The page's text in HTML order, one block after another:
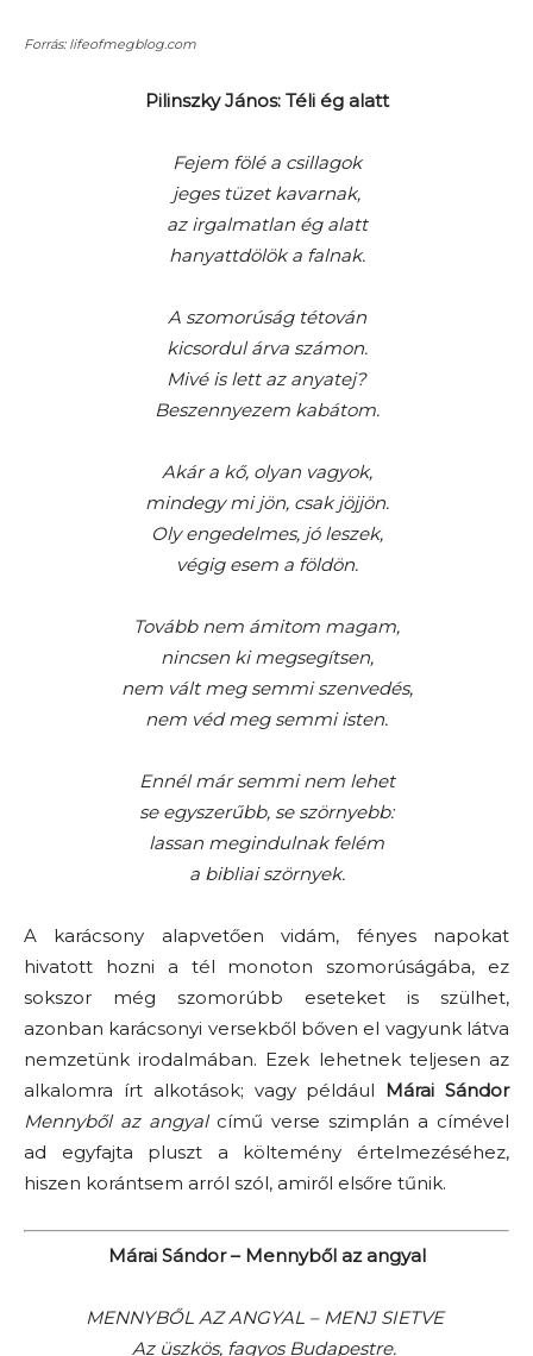
Forrás: lifeofmegblog.com
Pilinszky János: Téli ég alatt
Fejem fölé a csillagok
jeges tüzet kavarnak,
az irgalmatlan ég alatt
hanyattdölök a falnak.
A szomorúság tétován
kicsordul árva számon.
Mivé is lett az anyatej?
Beszennyezem kabátom.
Akár a kő, olyan vagyok,
mindegy mi jön, csak jöjjön.
Oly engedelmes, jó leszek,
végig esem a földön.
Tovább nem ámitom magam,
nincsen ki megsegítsen,
nem vált meg semmi szenvedés,
nem véd meg semmi isten.
Ennél már semmi nem lehet
se egyszerűbb, se szörnyebb:
lassan megindulnak felém
a bibliai szörnyek.
A karácsony alapvetően vidám, fényes napokat
hivatott hozni a tél monoton szomorúságába, ez
sokszor még szomorúbb eseteket is szülhet,
azonban karácsonyi versekből bőven el vagyunk látva
nemzetünk irodalmában. Ezek lehetnek teljesen az
alkalomra írt alkotások; vagy például Márai Sándor
Mennyből az angyalcímű verse szimplán a címével
ad egyfajta pluszt a költemény értelmezéséhez,
hiszen korántsem arról szól, amiről elsőre tűnik.
Márai Sándor – Mennyből az angyal
MENNYBŐL AZ ANGYAL – MENJ SIETVE
Az üszkös, fagyos Budapestre.